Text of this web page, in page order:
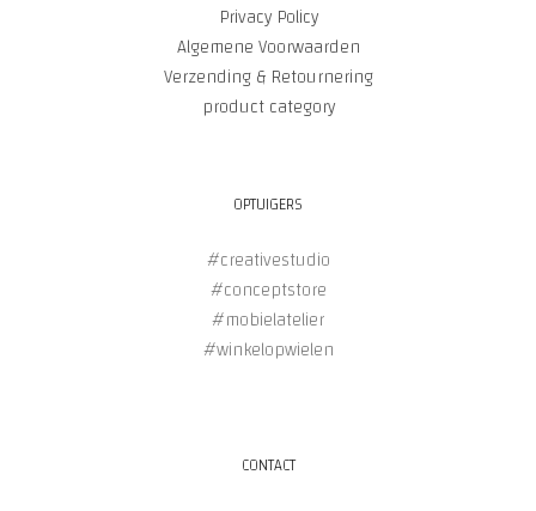
Privacy Policy
Algemene Voorwaarden
Verzending & Retournering
product category
OPTUIGERS
#creativestudio
#conceptstore
#mobielatelier
#winkelopwielen
CONTACT